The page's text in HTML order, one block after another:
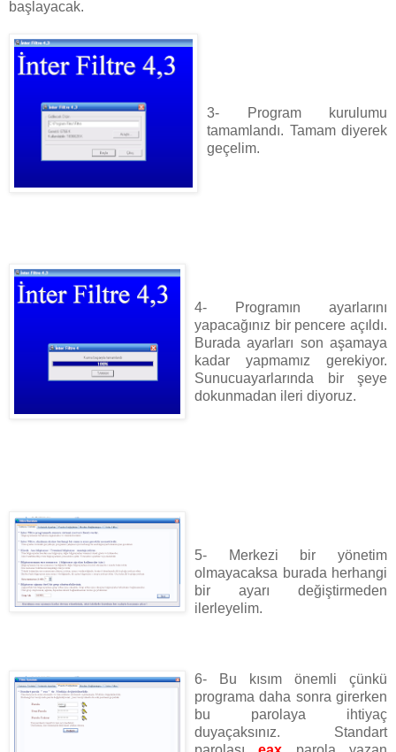
başlayacak.
3- Program kurulumu
tamamlandı. Tamam diyerek
geçelim.
4- Programın ayarlarını
yapacağınız bir pencere açıldı.
Burada ayarları son aşamaya
kadar yapmamız gerekiyor.
Sunucuayarlarında bir şeye
dokunmadan ileri diyoruz.
5- Merkezi bir yönetim
olmayacaksa burada herhangi
bir ayarı değiştirmeden
ilerleyelim.
6- Bu kısım önemli çünkü
programa daha sonra girerken
bu parolaya ihtiyaç
duyaçaksınız. Standart